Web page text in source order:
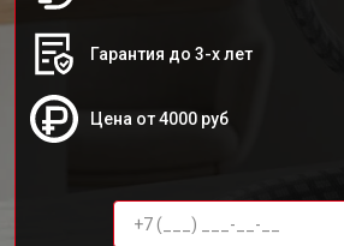
Гарантия до 3-х лет
Цена от 4000 руб